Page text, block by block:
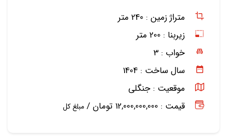
متراژ زمین : 240 متر
زیربنا : 200 متر
خواب : 3
سال ساخت : 1404
موقعیت : جنگلی
قیمت : 12,000,000,000 تومان /
مبلغ کل